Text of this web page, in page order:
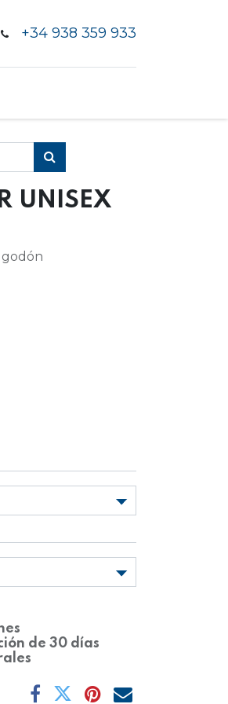
+34 938 359 933
UNISEX
de 30 días